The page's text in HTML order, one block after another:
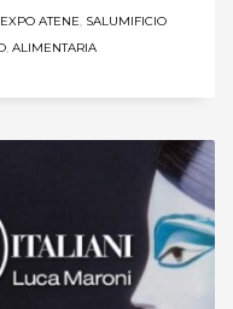
ATENE, SALUMIFICIO
, ALIMENTARIA